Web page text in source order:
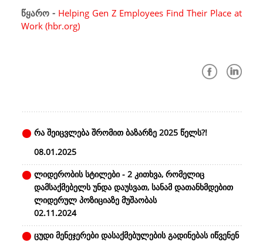
წყარო - Helping Gen Z Employees Find Their Place at
Work (hbr.org)
რა შეიცვლება შრომით ბაზარზე 2025 წელს?!
08.01.2025
ლიდერობის სტილები - 2 კითხვა, რომელიც
დამსაქმებელს უნდა დაუსვათ, სანამ დათანხმდებით
ლიდერულ პოზიციაზე მუშაობას
02.11.2024
ცუდი მენეჯერები დასაქმებულების გადინებას იწვენენ